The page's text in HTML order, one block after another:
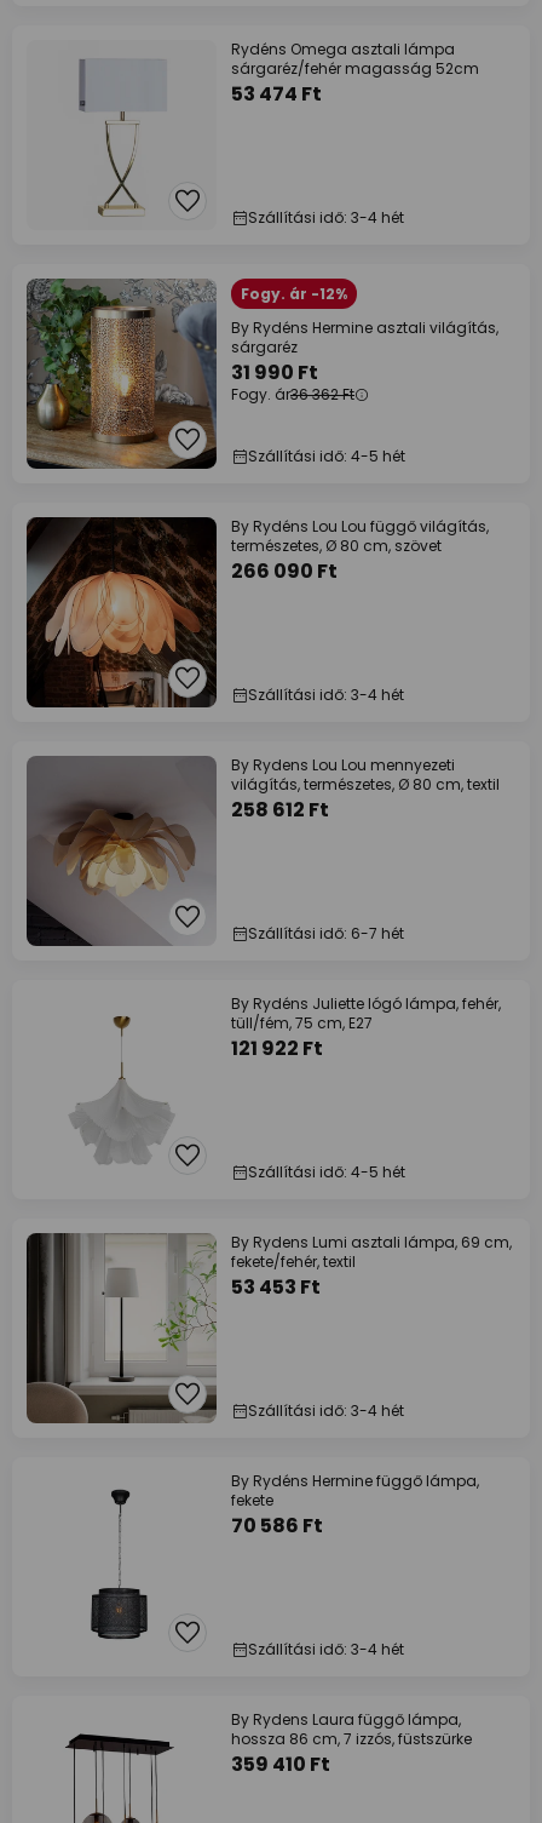
Rydéns Omega asztali lámpa
sárgaréz/fehér magasság 52cm
53 474 Ft
Szállítási idő: 3-4 hét
Fogy. ár -12%
By Rydéns Hermine asztali világítás,
sárgaréz
31 990 Ft
Fogy. ár36 362 Ft
Szállítási idő: 4-5 hét
By Rydéns Lou Lou függő világítás,
természetes, Ø 80 cm, szövet
266 090 Ft
Szállítási idő: 3-4 hét
By Rydens Lou Lou mennyezeti
világítás, természetes, Ø 80 cm, textil
258 612 Ft
Szállítási idő: 6-7 hét
By Rydéns Juliette lógó lámpa, fehér,
tüll/fém, 75 cm, E27
121 922 Ft
Szállítási idő: 4-5 hét
By Rydens Lumi asztali lámpa, 69 cm,
fekete/fehér, textil
53 453 Ft
Szállítási idő: 3-4 hét
By Rydéns Hermine függő lámpa,
fekete
70 586 Ft
Szállítási idő: 3-4 hét
By Rydens Laura függő lámpa,
hossza 86 cm, 7 izzós, füstszürke
359 410 Ft